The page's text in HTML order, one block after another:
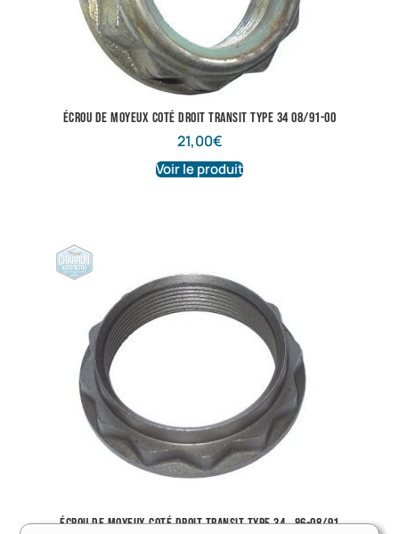
écrou de moyeux coté droit transit type 34 08/91-00
21,00€
Voir le produit
écrou de moyeux coté droit transit type 34 , 86-08/91